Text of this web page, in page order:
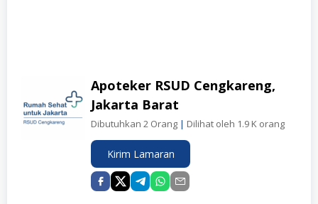
Apoteker RSUD Cengkareng,
Jakarta Barat
Dibutuhkan 2 Orang | Dilihat oleh 1.9 K orang
Kirim Lamaran